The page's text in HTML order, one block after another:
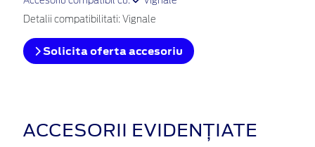
Detalii compatibilitati: Vignale
Solicita oferta accesoriu
ACCESORII EVIDENȚIATE